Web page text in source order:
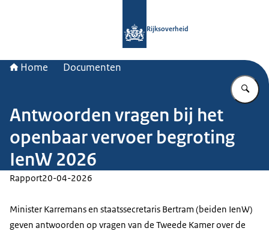
Rijksoverheid
Home Documenten
Antwoorden vragen bij het
openbaar vervoer begroting
IenW 2026
Rapport20-04-2026
Minister Karremans en staatssecretaris Bertram (beiden IenW)
geven antwoorden op vragen van de Tweede Kamer over de